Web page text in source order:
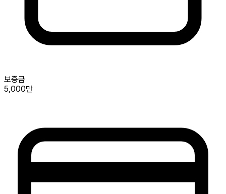
보증금
5,000만